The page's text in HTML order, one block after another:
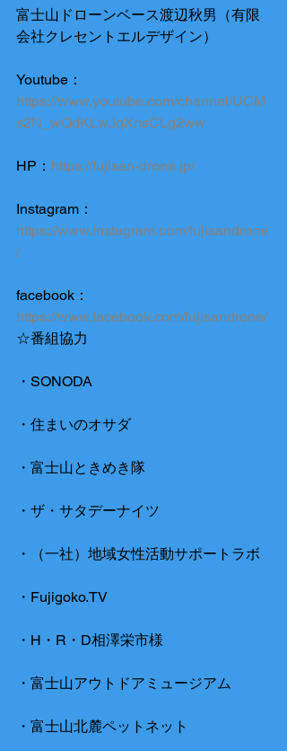
富士山ドローンベース渡辺秋男（有限
会社クレセントエルデザイン）
Youtube：
https://www.youtube.com/channel/UCM
s2N_wQdKLwJqXnsCLg2ww
HP： https://fujisan-drone.jp/
Instagram：
https://www.instagram.com/fujisandrone
/
facebook：
https://www.facebook.com/fujisandrone/
☆番組協力
・SONODA
・住まいのオサダ
・富士山ときめき隊
・ザ・サタデーナイツ
・（一社）地域女性活動サポートラボ
・Fujigoko.TV
・H・R・D相澤栄市様
・富士山アウトドアミュージアム
・富士山北麓ペットネット